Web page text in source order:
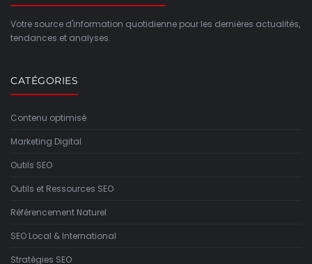
Votre source d'information quotidienne pour les dernières actualités,
tendances et analyses.
CATÉGORIES
Contenu optimisé
Marketing Digital
Outils SEO
Outils et Ressources SEO
Référencement Naturel
SEO Local & International
Stratégies SEO